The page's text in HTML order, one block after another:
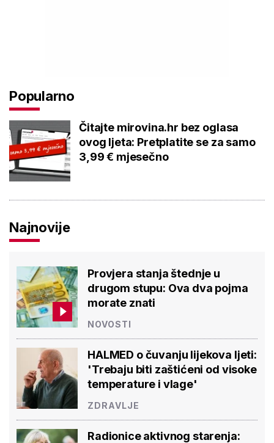
Popularno
Čitajte mirovina.hr bez oglasa
ovog ljeta: Pretplatite se za samo
3,99 € mjesečno
Najnovije
Provjera stanja štednje u
drugom stupu: Ova dva pojma
morate znati
NOVOSTI
HALMED o čuvanju lijekova ljeti:
'Trebaju biti zaštićeni od visoke
temperature i vlage'
ZDRAVLJE
Radionice aktivnog starenja: